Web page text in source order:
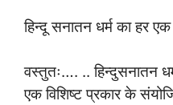
हिन्दू सनातन धर्म का हर
वस्तुतः…. .. हिन्दुसनातन
एक विशिष्ट प्रकार के